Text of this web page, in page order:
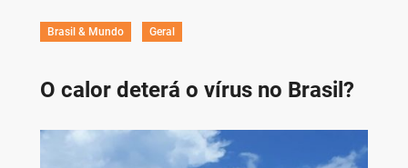
Brasil & Mundo Geral
O calor deterá o vírus no Brasil?